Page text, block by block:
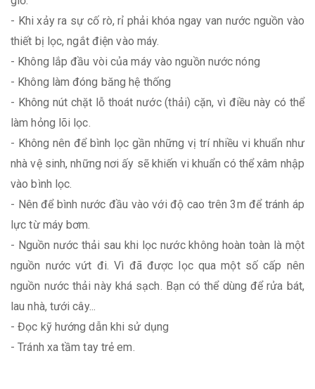
- Khi xảy ra sự cố rò, rỉ phải khóa ngay van nước nguồn vào
thiết bị lọc, ngắt điện vào máy.
- Không lắp đầu vòi của máy vào nguồn nước nóng
- Không làm đóng băng hệ thống
- Không nút chặt lỗ thoát nước (thải) cặn, vì điều này có thể
làm hỏng lõi lọc.
- Không nên để bình lọc gần những vị trí nhiều vi khuẩn như
nhà vệ sinh, những nơi ấy sẽ khiến vi khuẩn có thể xâm nhập
vào bình lọc.
- Nên để bình nước đầu vào với độ cao trên 3m để tránh áp
lực từ máy bơm.
- Nguồn nước thải sau khi lọc nước không hoàn toàn là một
nguồn nước vứt đi. Vì đã được lọc qua một số cấp nên
nguồn nước thải này khá sạch. Bạn có thể dùng để rửa bát,
lau nhà, tưới cây...
- Đọc kỹ hướng dẫn khi sử dụng
- Tránh xa tầm tay trẻ em.